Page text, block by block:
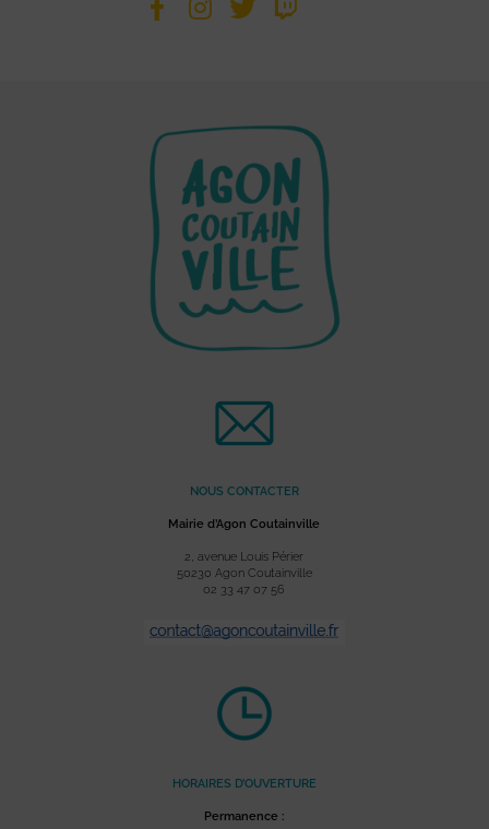
NOUS CONTACTER
Mairie d’Agon Coutainville
2, avenue Louis Périer
50230 Agon Coutainville
02 33 47 07 56
HORAIRES D’OUVERTURE
Permanence :